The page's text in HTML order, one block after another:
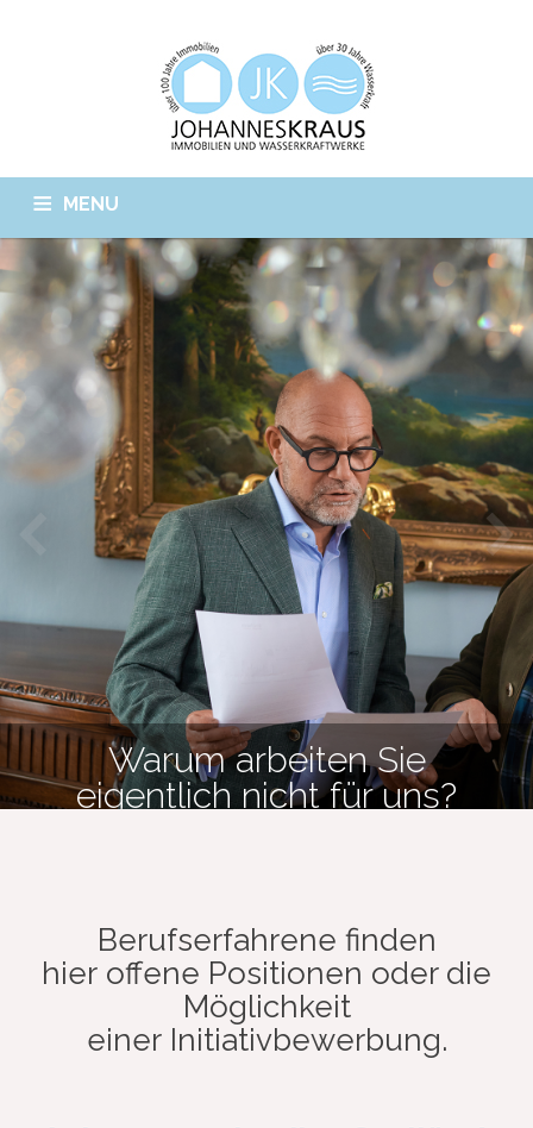
MENU
STARTSEITE WASSERKRAFT IMMOBILIEN
GESCHICHTE TEAM SOZIALES JOBS
Warum arbeiten Sie
eigentlich nicht für uns?
Berufserfahrene finden
hier offene Positionen oder die
Möglichkeit
einer Initiativbewerbung.